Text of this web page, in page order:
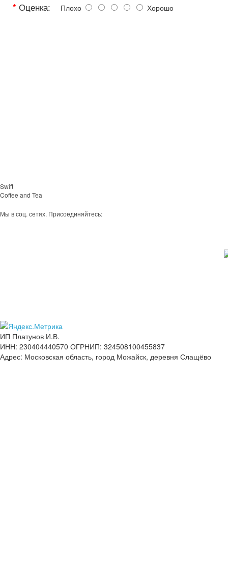
Оценка: Плохо Хорошо
Swift
Coffee and Tea
Мы в соц. сетях. Присоединяйтесь:
ИП Платунов И.В.
ИНН: 230404440570 ОГРНИП: 324508100455837
Адрес: Московская область, город Можайск, деревня Слащёво